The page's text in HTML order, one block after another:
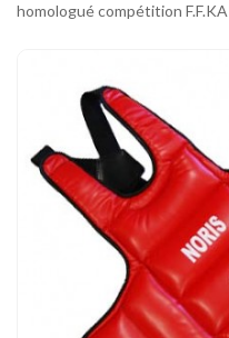
DVD
Tenues
Chaussures
Protections
Cible de frappe
Condition physique
Accessoires
homologué compétition